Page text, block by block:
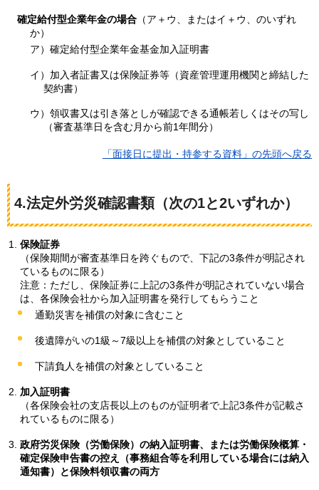
確定給付型企業年金の場合（ア＋ウ、またはイ＋ウ、のいずれ
か）
ア）確定給付型企業年金基金加入証明書
イ）加入者証書又は保険証券等（資産管理運用機関と締結した
契約書）
ウ）領収書又は引き落としが確認できる通帳若しくはその写し
（審査基準日を含む月から前1年間分）
「面接日に提出・持参する資料」の先頭へ戻る
4.法定外労災確認書類（次の1と2いずれか）
保険証券
（保険期間が審査基準日を跨ぐもので、下記の3条件が明記され
ているものに限る）
注意：ただし、保険証券に上記の3条件が明記されていない場合
は、各保険会社から加入証明書を発行してもらうこと
通勤災害を補償の対象に含むこと
後遺障がいの1級～7級以上を補償の対象としていること
下請負人を補償の対象としていること
加入証明書
（各保険会社の支店長以上のものが証明者で上記3条件が記載さ
れているものに限る）
政府労災保険（労働保険）の納入証明書、または労働保険概算・
確定保険申告書の控え（事務組合等を利用している場合には納入
通知書）と保険料領収書の両方